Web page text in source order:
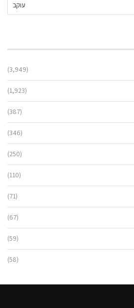
עוקב
(3,949)
(1,923)
(387)
(346)
(250)
(110)
(71)
(67)
(59)
(58)